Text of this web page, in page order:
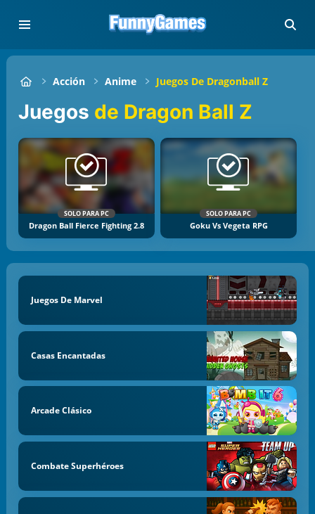
Acción Anime Juegos De Dragonball Z
Juegos de Dragon Ball Z
SOLO PARA PC
Dragon Ball Fierce Fighting 2.8
SOLO PARA PC
Goku Vs Vegeta RPG
Juegos De Marvel
Casas Encantadas
Arcade Clásico
Combate Superhéroes